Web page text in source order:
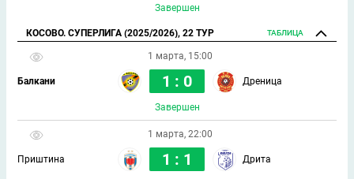
Завершен
КОСОВО. СУПЕРЛИГА (2025/2026), 22 ТУР ТАБЛИЦА
1 марта, 15:00
Балкани 1 : 0 Дреница
Завершен
1 марта, 22:00
Приштина 1 : 1 Дрита